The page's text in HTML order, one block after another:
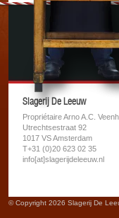
Slagerij De Leeuw
Propriétaire Arno A.C.
Utrechtsestraat 92
1017 VS Amsterdam
T+31 (0)20 623 02 35
info[at]slagerijdeleeuw.nl
© Copyright 2026 Slagerij De